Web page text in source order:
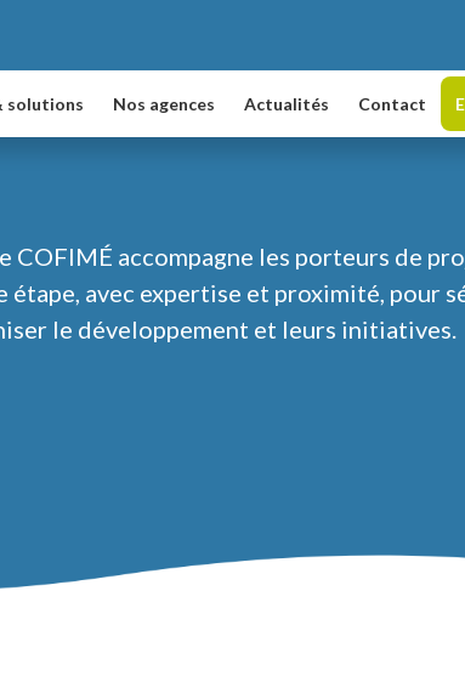
solutions Nos agences Actualités Contact
COFIMÉ accompagne les porteurs de
étape, avec expertise et proximité, pour
le développement et leurs initiatives.